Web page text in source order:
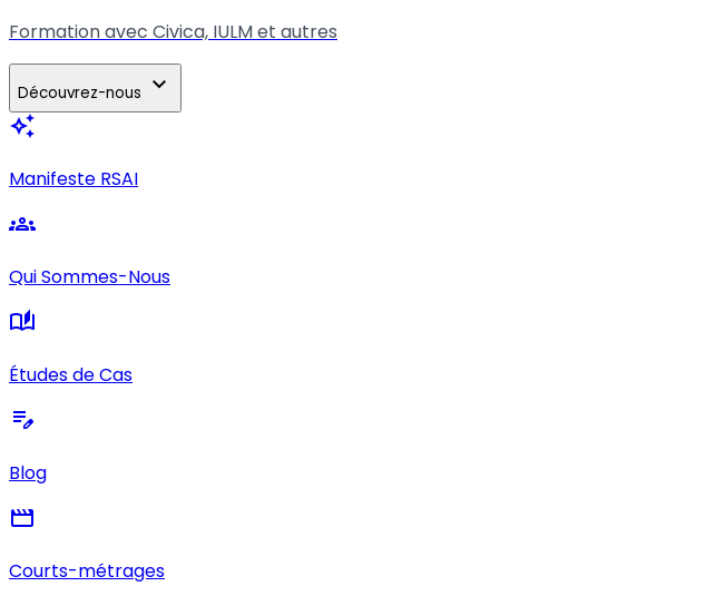
Formation avec Civica, IULM et autres
Découvrez-nous expand_more
auto_awesome
Manifeste RSAI
groups
Qui Sommes-Nous
auto_stories
Études de Cas
edit_note
Blog
movie
Courts-métrages